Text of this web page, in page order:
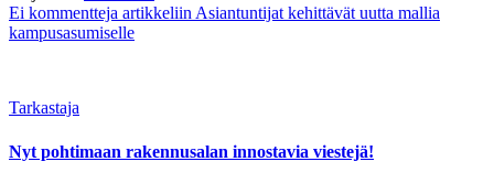
Ei kommentteja artikkeliin Asiantuntijat kehittävät uutta mallia
kampusasumiselle
Tarkastaja
Nyt pohtimaan rakennusalan innostavia viestejä!